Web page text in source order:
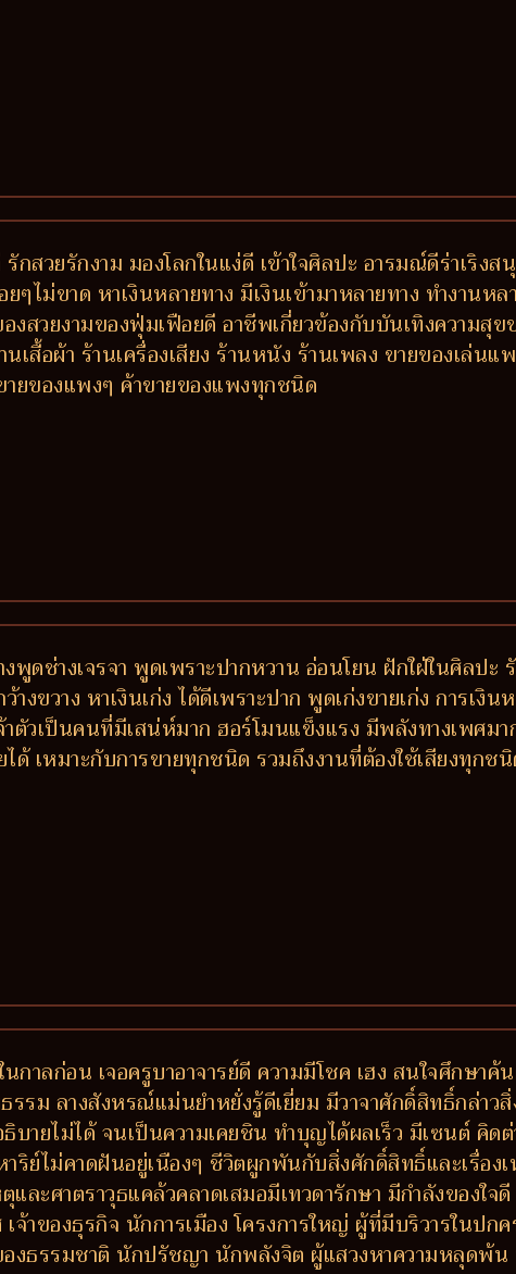
สวยรักงาม มองโลกในแง่ดี เข้าใจศิลปะ อารมณ์ดีร่าเริง
ไม่ขาด หาเงินหลายทาง มีเงินเข้ามาหลายทาง ทำงานหล
งสวยงามของฟุ่มเฟือยดี อาชีพเกี่ยวข้องกับบันเทิงความสุ
เสื้อผ้า ร้านเครื่องเสียง ร้านหนัง ร้านเพลง ขายของเล่น
ยของแพงๆ ค้าขายของแพงทุกชนิด
ดช่างเจรจา พูดเพราะปากหวาน อ่อนโยน ฝักใฝ่ในศิลปะ
งขวาง หาเงินเก่ง ได้ดีเพราะปาก พูดเก่งขายเก่ง การเ
ตัวเป็นคนที่มีเสน่ห์มาก ฮอร์โมนแข็งแรง มีพลังทางเพศมา
ด้ เหมาะกับการขายทุกชนิด รวมถึงงานที่ต้องใช้เสียงทุกช
าลก่อน เจอครูบาอาจารย์ดี ความมีโชค เฮง สนใจศึกษาค้น
รม ลางสังหรณ์แม่นยำหยั่งรู้ดีเยี่ยม มีวาจาศักดิ์สิทธิ์กล่าวสิ่
บายไม่ได้ จนเป็นความเคยชิน ทำบุญได้ผลเร็ว มีเซนต์ คิด
ริย์ไม่คาดฝันอยู่เนืองๆ ชีวิตผูกพันกับสิ่งศักดิ์สิทธิ์และเรื่องเ
ละศาตราวุธแคล้วคลาดเสมอมีเทวดารักษา มีกำลังของใจ
จ้าของธุรกิจ นักการเมือง โครงการใหญ่ ผู้ที่มีบริวารในปก
งธรรมชาติ นักปรัชญา นักพลังจิต ผู้แสวงหาความหลุดพ้